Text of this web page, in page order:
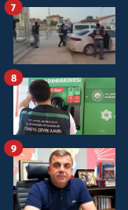
7
8
9